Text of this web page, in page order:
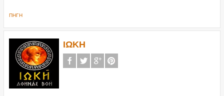
ΠΗΓΗ
ΙΩΚΗ